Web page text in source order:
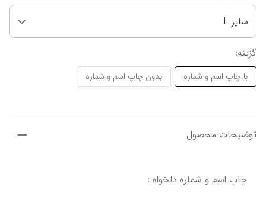
سایز L
گزینه:
با چاپ اسم و شماره بدون چاپ اسم و شماره
توضیحات محصول
چاپ اسم و شماره دلخواه :